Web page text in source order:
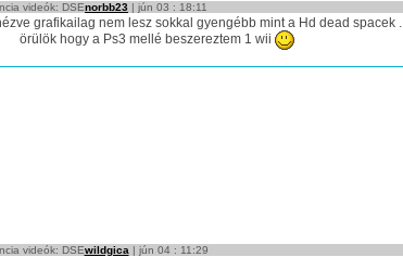
videók: DSEnorbb23 | jún 03 : 18:11
grafikailag nem lesz sokkal gyengébb mint a Hd dead spacek .
örülök hogy a Ps3 mellé beszereztem 1 wii
videók: DSEwildgica | jún 04 : 11:29